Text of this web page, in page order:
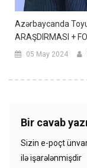
Azərbaycanda
ARAŞDIRMASI +
05 May 2024
Bir cavab
Sizin e-poçt
ilə işarələnmişdir